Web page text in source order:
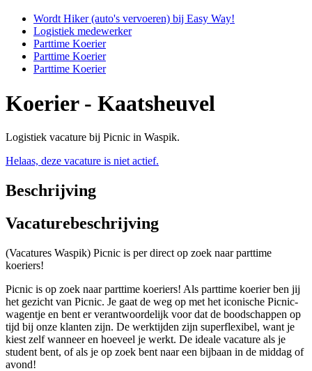
Wordt Hiker (auto's vervoeren) bij Easy Way!
Logistiek medewerker
Parttime Koerier
Parttime Koerier
Parttime Koerier
Koerier - Kaatsheuvel
Logistiek vacature bij Picnic in Waspik.
Helaas, deze vacature is niet actief.
Beschrijving
Vacaturebeschrijving
(Vacatures Waspik) Picnic is per direct op zoek naar parttime
koeriers!
Picnic is op zoek naar parttime koeriers! Als parttime koerier ben jij
het gezicht van Picnic. Je gaat de weg op met het iconische Picnic-
wagentje en bent er verantwoordelijk voor dat de boodschappen op
tijd bij onze klanten zijn. De werktijden zijn superflexibel, want je
kiest zelf wanneer en hoeveel je werkt. De ideale vacature als je
student bent, of als je op zoek bent naar een bijbaan in de middag of
avond!